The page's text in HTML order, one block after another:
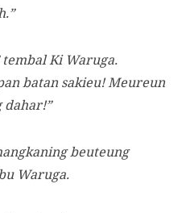
tembal Ki Waruga.
batan sakieu! Meureun
dahar!”
beuteung
Waruga.